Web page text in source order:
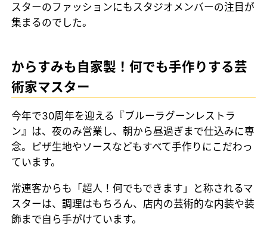
スターのファッションにもスタジオメンバーの注目が
集まるのでした。
からすみも自家製！何でも手作りする芸
術家マスター
今年で30周年を迎える『ブルーラグーンレストラ
ン』は、夜のみ営業し、朝から昼過ぎまで仕込みに専
念。ピザ生地やソースなどもすべて手作りにこだわっ
ています。
常連客からも「超人！何でもできます」と称されるマ
スターは、調理はもちろん、店内の芸術的な内装や装
飾まで自ら手がけています。